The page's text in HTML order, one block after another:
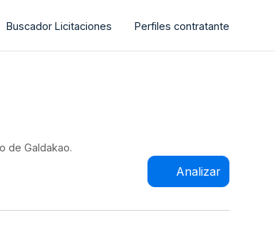
Buscador Licitaciones Perfiles contratante
de Galdakao.
Analizar